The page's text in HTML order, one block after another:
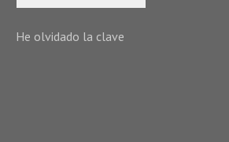
He olvidado la clave